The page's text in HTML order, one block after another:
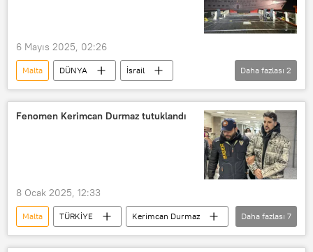
6 Mayıs 2025, 02:26
Malta DÜNYA
İsrail
Gazze
Özgürlük Filosu Koalisyonu
Dışişleri Bakanlığı
Daha fazlası 2
Fenomen Kerimcan Durmaz tutuklandı
8 Ocak 2025, 12:33
Malta TÜRKİYE
Kerimcan Durmaz
yasadışı
yasadışı bahis
Daha fazlası 7